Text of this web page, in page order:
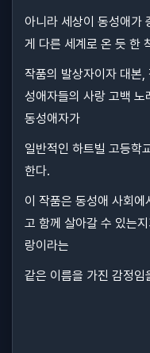
아니라 세상이 동성애가
게 다른 세계로 온 듯 한
작품의 발상자이자 대본
성애자들의 사랑 고백 노
동성애자가
일반적인 하트빌 고등학
한다.
이 작품은 동성애 사회
고 함께 살아갈 수 있는
랑이라는
같은 이름을 가진 감정